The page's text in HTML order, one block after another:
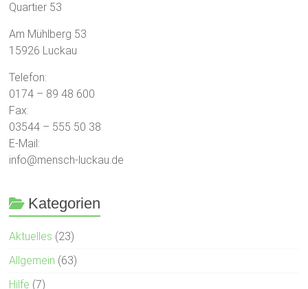
Quartier 53
Am Mühlberg 53
15926 Luckau
Telefon:
0174 – 89 48 600
Fax:
03544 – 555 50 38
E-Mail:
info@mensch-luckau.de
Kategorien
Aktuelles (23)
Allgemein (63)
Hilfe (7)